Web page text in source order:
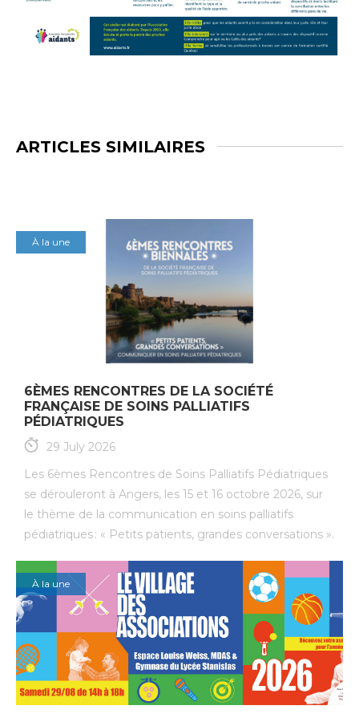
ARTICLES SIMILAIRES
À la une
6ÈMES RENCONTRES DE LA SOCIÉTÉ
FRANÇAISE DE SOINS PALLIATIFS
PÉDIATRIQUES
29 July 2026
Les 6èmes Rencontres de Soins Palliatifs Pédiatriques
se dérouleront à Angers, les 15 et 16 octobre 2026, sur
le thème de la communication en soins palliatifs
pédiatriques : « Petits patients, grandes conversations ».
À la une